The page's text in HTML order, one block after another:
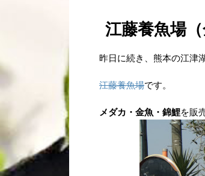
江藤養魚場（
昨日に続き、熊本の江津
江藤養魚場です。
メダカ・金魚・錦鯉を販